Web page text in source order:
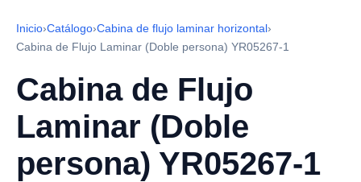
Inicio›Catálogo›Cabina de flujo laminar horizontal›
Cabina de Flujo Laminar (Doble persona) YR05267-1
Cabina de Flujo
Laminar (Doble
persona) YR05267-1